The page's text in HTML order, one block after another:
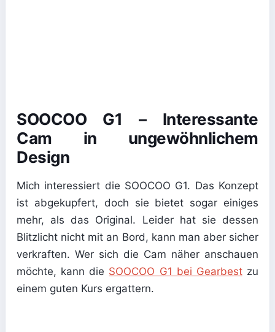
SOOCOO G1 – Interessante
Cam in ungewöhnlichem
Design
Mich interessiert die SOOCOO G1. Das Konzept
ist abgekupfert, doch sie bietet sogar einiges
mehr, als das Original. Leider hat sie dessen
Blitzlicht nicht mit an Bord, kann man aber sicher
verkraften. Wer sich die Cam näher anschauen
möchte, kann die SOOCOO G1 bei Gearbestzu
einem guten Kurs ergattern.